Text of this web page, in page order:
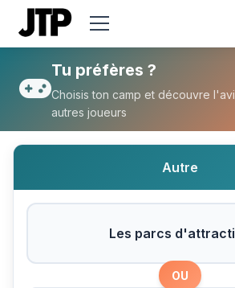
Tu préfères Les parcs
Tu préfères ?
Choisis ton camp et découvre
autres joueurs
Autre
Les parcs
OU